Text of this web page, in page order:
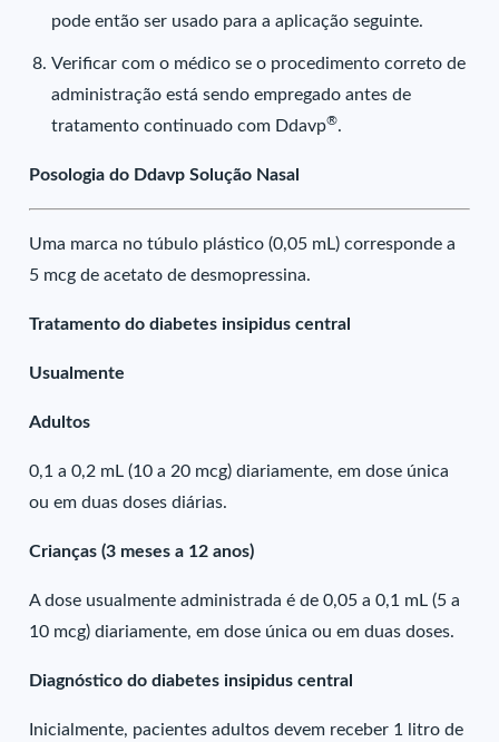
pode então ser usado para a aplicação seguinte.
Verificar com o médico se o procedimento correto de
administração está sendo empregado antes de
tratamento continuado com Ddavp®.
Posologia do Ddavp Solução Nasal
Uma marca no túbulo plástico (0,05 mL) corresponde a
5 mcg de acetato de desmopressina.
Tratamento do diabetes insipidus central
Usualmente
Adultos
0,1 a 0,2 mL (10 a 20 mcg) diariamente, em dose única
ou em duas doses diárias.
Crianças (3 meses a 12 anos)
A dose usualmente administrada é de 0,05 a 0,1 mL (5 a
10 mcg) diariamente, em dose única ou em duas doses.
Diagnóstico do diabetes insipidus central
Inicialmente, pacientes adultos devem receber 1 litro de